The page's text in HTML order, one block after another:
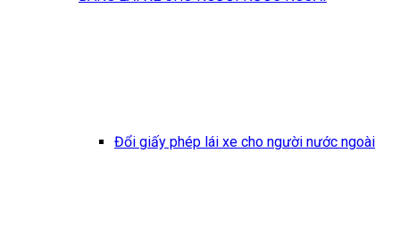
Đổi giấy phép lái xe cho người nước ngoài